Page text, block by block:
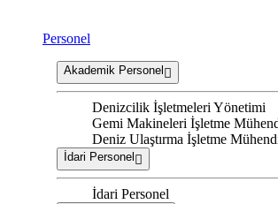
Personel
Akademik Personel
Denizcilik İşletmeleri Yönetimi
Gemi Makineleri İşletme
Deniz Ulaştırma İşletme
İdari Personel
İdari Personel